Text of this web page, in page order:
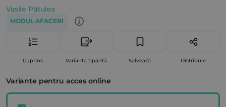
Vasile Pătulea
MODUL AFACERI
Cuprins Varianta tipărită Salvează Distribuie
Variante pentru acces online